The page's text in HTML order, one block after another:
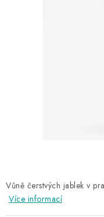
DÁRKOVÉ SADY A
Věrnostní program
Vůně čerstvých jablek v
Více informací